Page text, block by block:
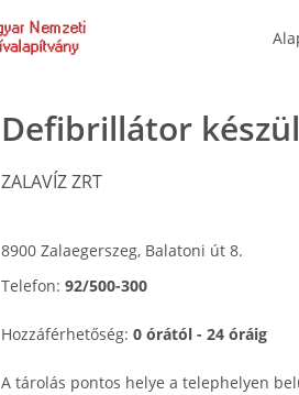
Defibrillátor
ZALAVÍZ ZRT
8900 Zalaegerszeg, Balatoni út 8.
Telefon: 92/500-300
Hozzáférhetőség: 0 órától - 24 óráig
A tárolás pontos helye a telephelyen